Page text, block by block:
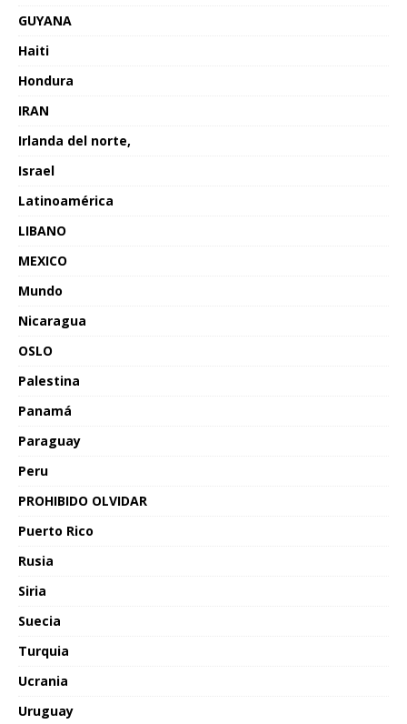
GUYANA
Haiti
Hondura
IRAN
Irlanda del norte,
Israel
Latinoamérica
LIBANO
MEXICO
Mundo
Nicaragua
OSLO
Palestina
Panamá
Paraguay
Peru
PROHIBIDO OLVIDAR
Puerto Rico
Rusia
Siria
Suecia
Turquia
Ucrania
Uruguay